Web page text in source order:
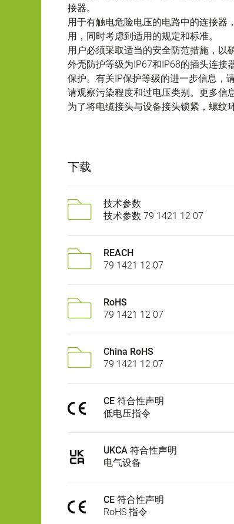
接器。
用于有触电危险电压的电路中的连接器
用，同时考虑到适用的规定和标准。
用户必须采取适当的安全防范措施，以
外壳防护等级为IP67和IP68的插头连接
保护。有关IP保护等级的进一步信息，
请观察污染程度和过电压类别。更多信
为了将电缆接头与设备接头锁紧，螺纹
下载
技术参数
技术参数 79 1421 12 07
REACH
79 1421 12 07
RoHS
79 1421 12 07
China RoHS
79 1421 12 07
CE 符合性声明
低电压指令
UKCA 符合性声明
电气设备
CE 符合性声明
RoHS 指令